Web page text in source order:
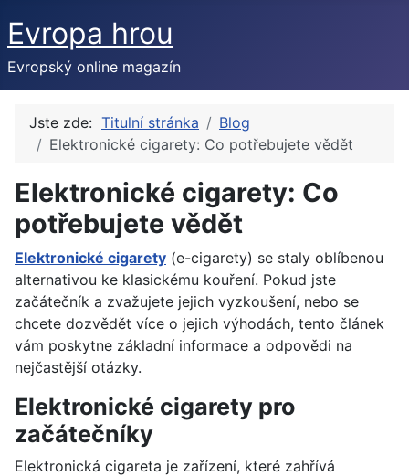
Evropa hrou
Evropský online magazín
Jste zde: Titulní stránka
Blog
Elektronické cigarety: Co potřebujete vědět
Elektronické cigarety: Co
potřebujete vědět
Elektronické cigarety (e-cigarety) se staly oblíbenou
alternativou ke klasickému kouření. Pokud jste
začátečník a zvažujete jejich vyzkoušení, nebo se
chcete dozvědět více o jejich výhodách, tento článek
vám poskytne základní informace a odpovědi na
nejčastější otázky.
Elektronické cigarety pro
začátečníky
Elektronická cigareta je zařízení, které zahřívá